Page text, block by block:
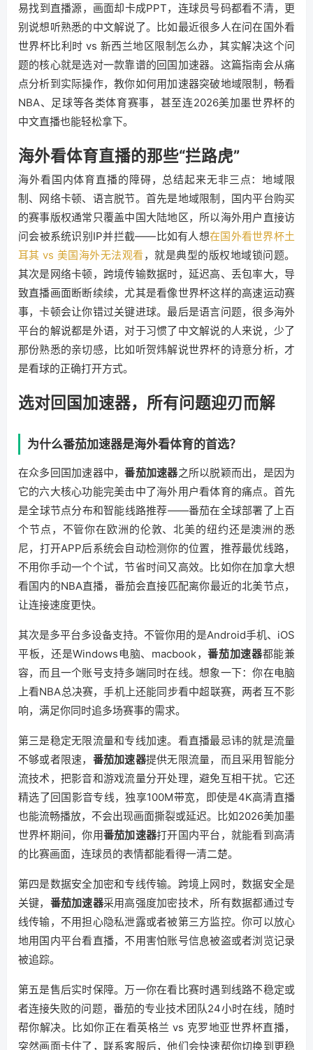
易找到直播源，画面却卡成PPT，连球员号码都看不清，更
别说想听熟悉的中文解说了。比如最近很多人在问在国外看
世界杯比利时 vs 新西兰地区限制怎么办，其实解决这个问
题的核心就是选对一款靠谱的回国加速器。这篇指南会从痛
点分析到实际操作，教你如何用加速器突破地域限制，畅看
NBA、足球等各类体育赛事，甚至连2026美加墨世界杯的
中文直播也能轻松拿下。
海外看体育直播的那些“拦路虎”
海外看国内体育直播的障碍，总结起来无非三点：地域限
制、网络卡顿、语言脱节。首先是地域限制，国内平台购买
的赛事版权通常只覆盖中国大陆地区，所以海外用户直接访
问会被系统识别IP并拦截——比如有人想在国外看世界杯土
耳其 vs 美国海外无法观看 ，就是典型的版权地域锁问题。
其次是网络卡顿，跨境传输数据时，延迟高、丢包率大，导
致直播画面断断续续，尤其是看像世界杯这样的高速运动赛
事，卡顿会让你错过关键进球。最后是语言问题，很多海外
平台的解说都是外语，对于习惯了中文解说的人来说，少了
那份熟悉的亲切感，比如听贺炜解说世界杯的诗意分析，才
是看球的正确打开方式。
选对回国加速器，所有问题迎刃而解
为什么番茄加速器是海外看体育的首选？
在众多回国加速器中，番茄加速器之所以脱颖而出，是因为
它的六大核心功能完美击中了海外用户看体育的痛点。首先
是全球节点分布和智能线路推荐——番茄在全球部署了上百
个节点，不管你在欧洲的伦敦、北美的纽约还是澳洲的悉
尼，打开APP后系统会自动检测你的位置，推荐最优线路，
不用你手动一个个试，节省时间又高效。比如你在加拿大想
看国内的NBA直播，番茄会直接匹配离你最近的北美节点，
让连接速度更快。
其次是多平台多设备支持。不管你用的是Android手机、iOS
平板，还是Windows电脑、macbook，番茄加速器都能兼
容，而且一个账号支持多端同时在线。想象一下：你在电脑
上看NBA总决赛，手机上还能同步看中超联赛，两者互不影
响，满足你同时追多场赛事的需求。
第三是稳定无限流量和专线加速。看直播最忌讳的就是流量
不够或者限速， 番茄加速器提供无限流量，而且采用智能分
流技术，把影音和游戏流量分开处理，避免互相干扰。它还
精选了回国影音专线，独享100M带宽，即使是4K高清直播
也能流畅播放，不会出现画面撕裂或延迟。比如2026美加墨
世界杯期间，你用番茄加速器打开国内平台，就能看到高清
的比赛画面，连球员的表情都能看得一清二楚。
第四是数据安全加密和专线传输。跨境上网时，数据安全是
关键， 番茄加速器采用高强度加密技术，所有数据都通过专
线传输，不用担心隐私泄露或者被第三方监控。你可以放心
地用国内平台看直播，不用害怕账号信息被盗或者浏览记录
被追踪。
第五是售后实时保障。万一你在看比赛时遇到线路不稳定或
者连接失败的问题，番茄的专业技术团队24小时在线，随时
帮你解决。比如你正在看英格兰 vs 克罗地亚世界杯直播，
突然画面卡住了，联系客服后，他们会快速帮你切换到更稳